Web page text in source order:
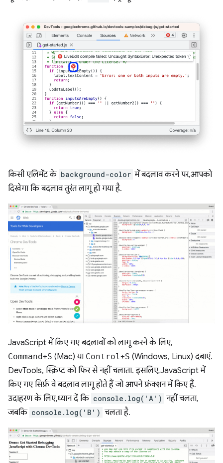
किसी एलिमेंट के background-color में बदलाव करने पर, आपको
दिखेगा कि बदलाव तुरंत लागू हो गया है.
JavaScript में किए गए बदलावों को लागू करने के लिए,
Command+S (Mac) या Control+S (Windows, Linux) दबाएं.
DevTools, स्क्रिप्ट को फिर से नहीं चलाता. इसलिए, JavaScript में
किए गए सिर्फ़ वे बदलाव लागू होते हैं जो आपने फ़ंक्शन में किए हैं.
उदाहरण के लिए, ध्यान दें कि console.log('A') नहीं चलता,
जबकि console.log('B') चलता है.